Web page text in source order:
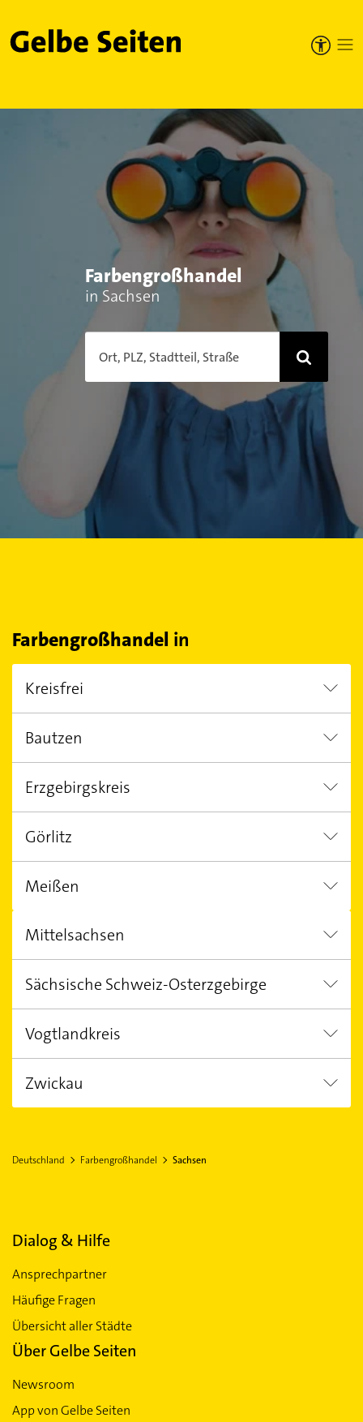
Gelbe Seiten
Farbengroßhandel
in Sachsen
Ort, PLZ, Stadtteil, Straße
Farbengroßhandel in
Kreisfrei
Dresden Leipzig Chemnitz
Bautzen
Bautzen Bischofswerda
Erzgebirgskreis
Schneeberg
Görlitz
Meißen
Coswig
Mittelsachsen
Freiberg Lichtenau
Sächsische Schweiz-Osterzgebirge
Freital
Vogtlandkreis
Plauen
Zwickau
Zwickau Crimmitschau
Deutschland Farbengroßhandel Sachsen
Dialog & Hilfe
Ansprechpartner
Häufige Fragen
Übersicht aller Städte
Über Gelbe Seiten
Newsroom
App von Gelbe Seiten